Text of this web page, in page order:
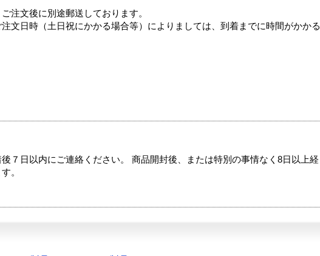
注文後に別途郵送しております。
文日時（土日祝にかかる場合等）によりましては、到着までに時間がかかる
７日以内にご連絡ください。 商品開封後、または特別の事情なく8日以上経
。